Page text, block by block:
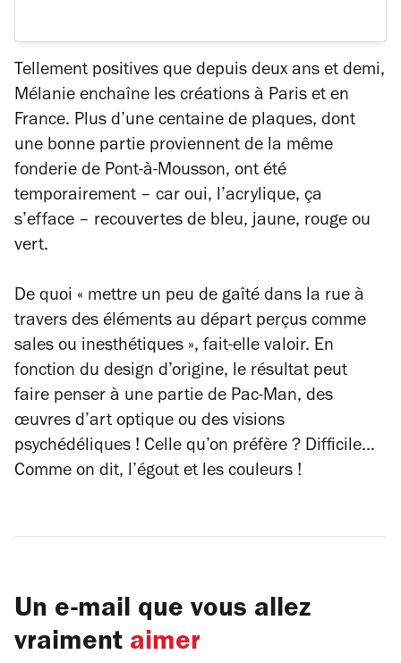
Tellement positives que depuis deux ans et demi,
Mélanie enchaîne les créations à Paris et en
France. Plus d’une centaine de plaques, dont
une bonne partie proviennent de la même
fonderie de Pont-à-Mousson, ont été
temporairement – car oui, l’acrylique, ça
s’efface – recouvertes de bleu, jaune, rouge ou
vert.
De quoi « mettre un peu de gaîté dans la rue à
travers des éléments au départ perçus comme
sales ou inesthétiques », fait-elle valoir. En
fonction du design d’origine, le résultat peut
faire penser à une partie de Pac-Man, des
œuvres d’art optique ou des visions
psychédéliques ! Celle qu’on préfère ? Difficile…
Comme on dit, l’égout et les couleurs !
Un e-mail que vous allez
vraiment aimer